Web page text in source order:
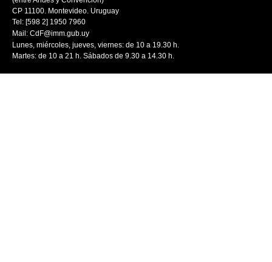
CP 11100. Montevideo. Uruguay
Tel: [598 2] 1950 7960
Mail: CdF@imm.gub.uy
Lunes, miércoles, jueves, viernes: de 10 a 19.30 h.
Martes: de 10 a 21 h. Sábados de 9.30 a 14.30 h.